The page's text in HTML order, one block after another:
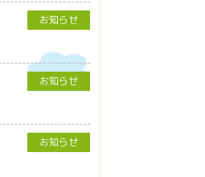
お知らせ
お知らせ
お知らせ